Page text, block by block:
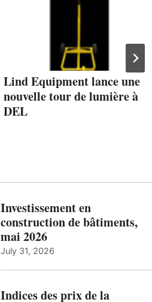
Lind Equipment lance une
nouvelle tour de lumière à
DEL
Investissement en
construction de bâtiments,
mai 2026
July 31, 2026
Indices des prix de la